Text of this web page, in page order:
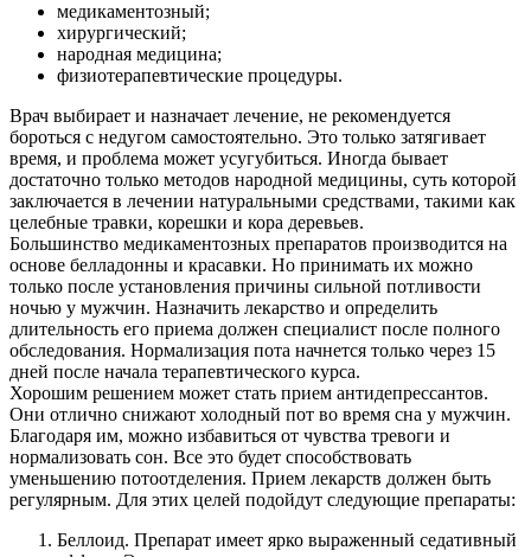
медикаментозный;
хирургический;
народная медицина;
физиотерапевтические процедуры.
Врач выбирает и назначает лечение, не рекомендуется
бороться с недугом самостоятельно. Это только затягивает
время, и проблема может усугубиться. Иногда бывает
достаточно только методов народной медицины, суть которой
заключается в лечении натуральными средствами, такими как
целебные травки, корешки и кора деревьев.
Большинство медикаментозных препаратов производится на
основе белладонны и красавки. Но принимать их можно
только после установления причины сильной потливости
ночью у мужчин. Назначить лекарство и определить
длительность его приема должен специалист после полного
обследования. Нормализация пота начнется только через 15
дней после начала терапевтического курса.
Хорошим решением может стать прием антидепрессантов.
Они отлично снижают холодный пот во время сна у мужчин.
Благодаря им, можно избавиться от чувства тревоги и
нормализовать сон. Все это будет способствовать
уменьшению потоотделения. Прием лекарств должен быть
регулярным. Для этих целей подойдут следующие препараты:
Беллоид. Препарат имеет ярко выраженный седативный